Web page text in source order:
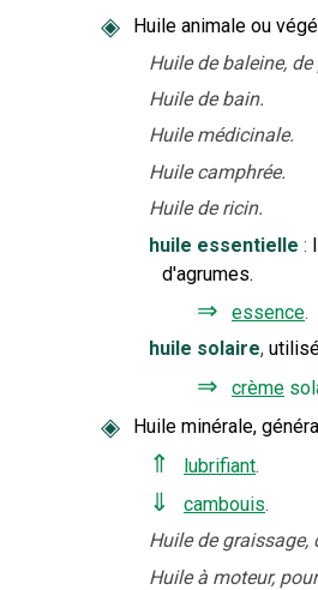
◈
Huile animale ou
Huile de baleine,
Huile de bain.
Huile médicinale.
Huile camphrée.
Huile de ricin.
huile essentielle :
d'agrumes.
⇒ essence.
huile solaire,
⇒ crème
◈ Huile minérale,
⇑ lubrifiant.
⇓ cambouis.
Huile de graissage,
Huile à moteur,